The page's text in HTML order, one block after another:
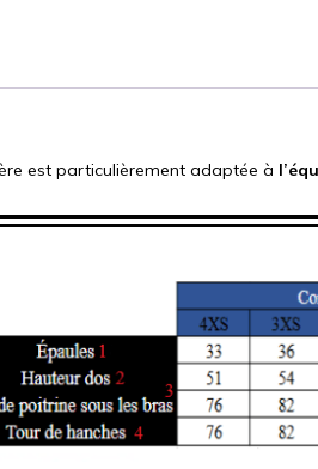
est particulièrement adaptée à